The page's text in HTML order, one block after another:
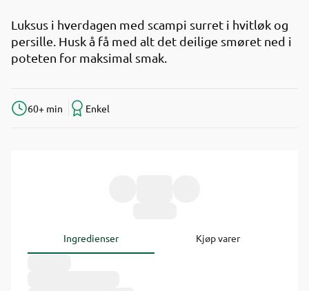
Luksus i hverdagen med scampi surret i hvitløk og
persille. Husk å få med alt det deilige smøret ned i
poteten for maksimal smak.
60+ min Enkel
Ingredienser Kjøp varer